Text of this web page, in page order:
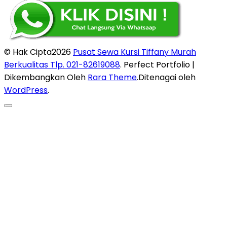
© Hak Cipta2026 Pusat Sewa Kursi Tiffany Murah
Berkualitas Tlp. 021-82619088. Perfect Portfolio |
Dikembangkan Oleh Rara Theme.Ditenagai oleh
WordPress.